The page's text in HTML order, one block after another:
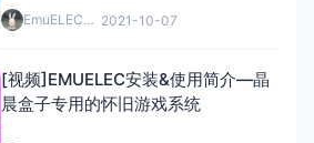
EmuELEC中文网 2021-10-07
[视频]EMUELEC安装&使用简介—晶
晨盒子专用的怀旧游戏系统